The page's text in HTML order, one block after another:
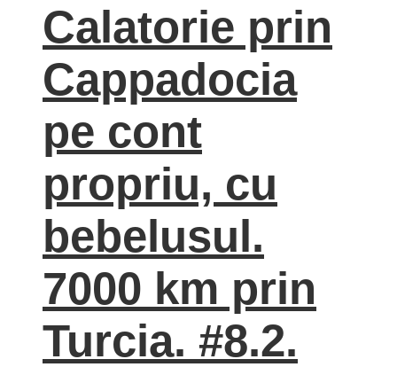
Calatorie prin
Cappadocia
pe cont
propriu, cu
bebelusul.
7000 km prin
Turcia. #8.2.